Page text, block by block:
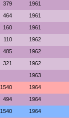
379 1961
464 1961
160 1961
110 1962
485 1962
321 1962
1963
1540 1964
494 1964
1540 1964